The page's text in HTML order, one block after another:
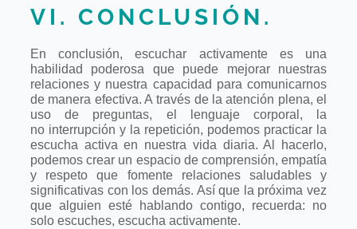
VI. CONCLUSIÓN.
En conclusión, escuchar activamente es una
habilidad poderosa que puede mejorar nuestras
relaciones y nuestra capacidad para comunicarnos
de manera efectiva. Através de la atención plena, el
uso de preguntas, el lenguaje corporal, la
no interrupción y la repetición, podemos practicar la
escucha activa en nuestra vida diaria. Al hacerlo,
podemos crear un espacio de comprensión, empatía
y respetoque fomente relaciones saludables y
significativas con los demás. Así que la próxima vez
que alguien esté hablando contigo, recuerda: no
solo escuches, escucha activamente.